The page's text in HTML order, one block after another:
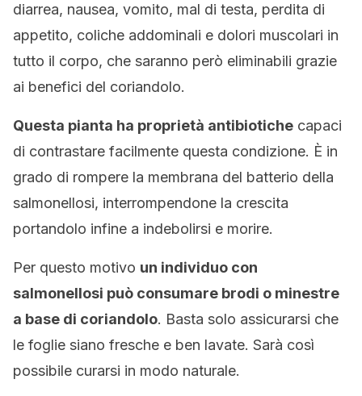
diarrea, nausea, vomito, mal di testa, perdita di
appetito, coliche addominali e dolori muscolari in
tutto il corpo, che saranno però eliminabili grazie
ai benefici del coriandolo.
Questa pianta ha proprietà antibiotiche capaci
di contrastare facilmente questa condizione. È in
grado di rompere la membrana del batterio della
salmonellosi, interrompendone la crescita
portandolo infine a indebolirsi e morire.
Per questo motivo un individuo con
salmonellosi può consumare brodi o minestre
a base di coriandolo. Basta solo assicurarsi che
le foglie siano fresche e ben lavate. Sarà così
possibile curarsi in modo naturale.